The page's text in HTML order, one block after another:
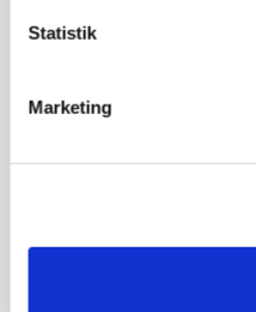
Statistik
Marketing